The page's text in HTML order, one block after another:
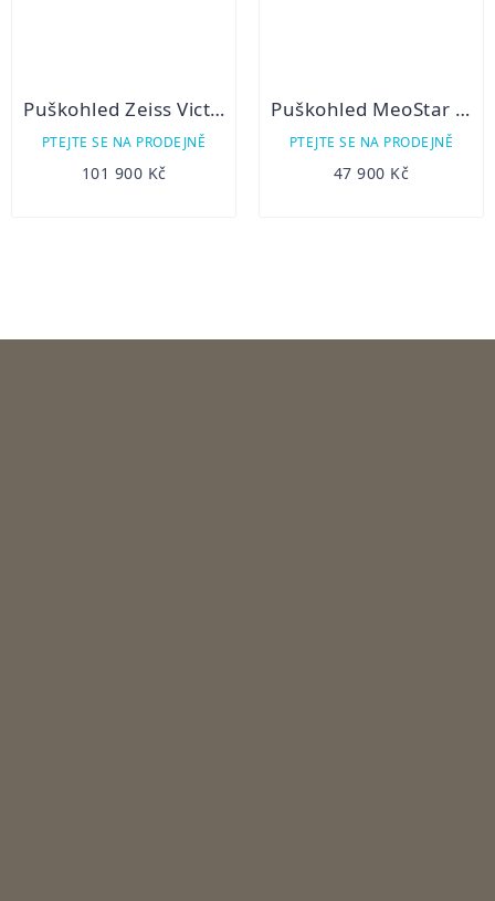
Puškohled Zeiss Victory V8 M 2,8 – 20 x 56 s ASV - 2022
PTEJTE SE NA PRODEJNĚ
101 900 Kč
Puškohled MeoStar R2 2,5-15x56 RD PA
PTEJTE SE NA PRODEJNĚ
47 900 Kč